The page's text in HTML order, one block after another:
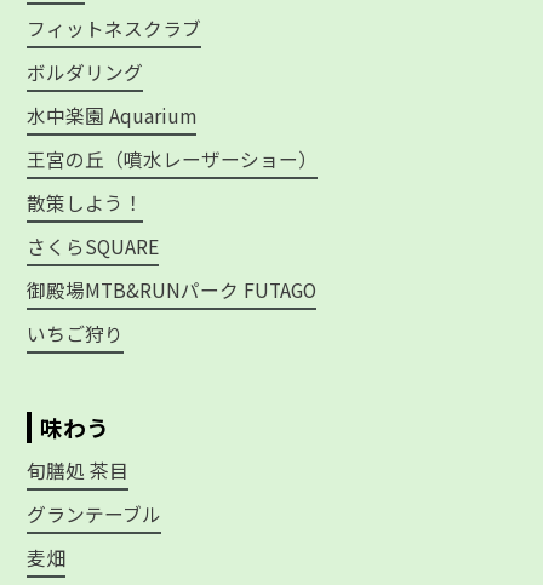
フィットネスクラブ
ボルダリング
水中楽園 Aquarium
王宮の丘（噴水レーザーショー）
散策しよう！
さくらSQUARE
御殿場MTB&RUNパーク FUTAGO
いちご狩り
味わう
旬膳処 茶目
グランテーブル
麦畑